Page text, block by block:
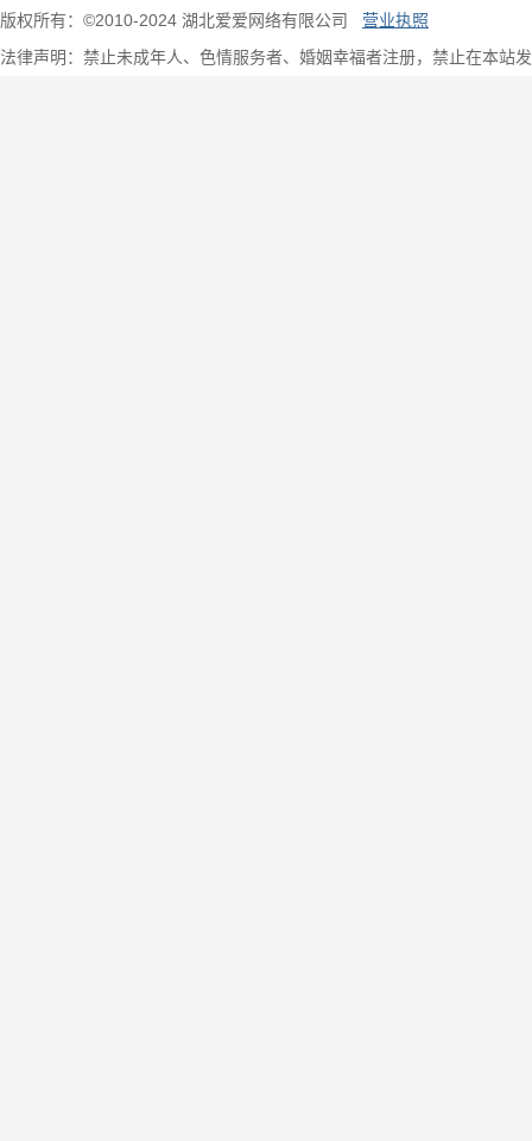
版权所有：©2010-2024 湖北爱爱网络有限公司 营业执照
法律声明：禁止未成年人、色情服务者、婚姻幸福者注册，禁止在本站